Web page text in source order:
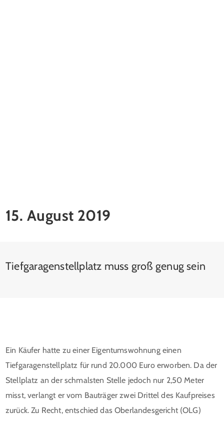
15. August 2019
Tiefgaragenstellplatz muss groß genug sein
Ein Käufer hatte zu einer Eigentumswohnung einen
Tiefgaragenstellplatz für rund 20.000 Euro erworben. Da der
Stellplatz an der schmalsten Stelle jedoch nur 2,50 Meter
misst, verlangt er vom Bauträger zwei Drittel des Kaufpreises
zurück. Zu Recht, entschied das Oberlandesgericht (OLG)